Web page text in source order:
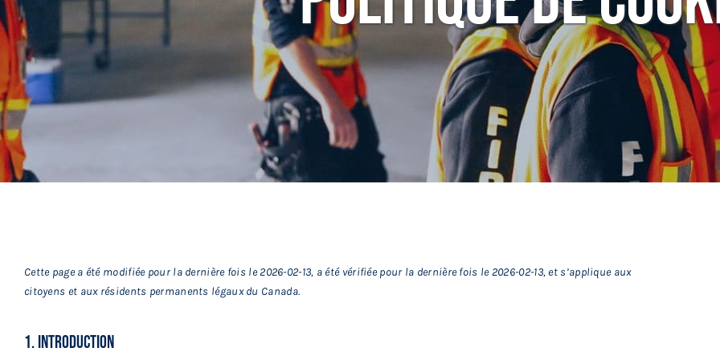
Réunions
Activités
Actualités
Contactez-nous
Cette page a été modifiée pour la dernière fois le 2026-02-13, a été vérifiée pour la dernière fois le 2026-02-13, et s’applique aux
citoyens et aux résidents permanents légaux du Canada.
1. Introduction